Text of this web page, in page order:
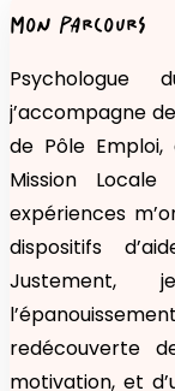
MON PARCOURS
j’accompagne
de Pôle
Mission
expériences
dispositifs
Justement,
redécouverte
motivation, et